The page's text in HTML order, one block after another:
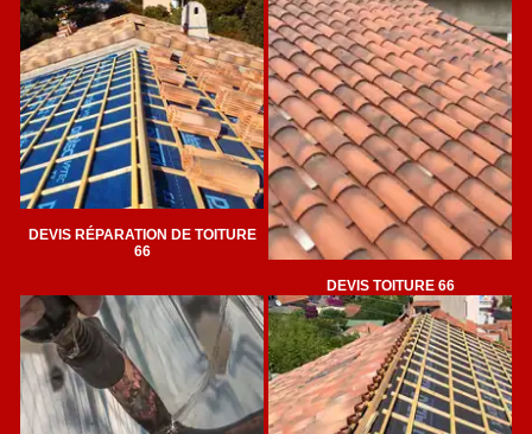
DEVIS RÉPARATION DE TOITURE
66
DEVIS TOITURE 66